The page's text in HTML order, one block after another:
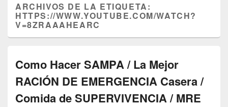
ARCHIVOS DE LA ETIQUETA:
HTTPS://WWW.YOUTUBE.COM/WATCH?
V=8ZRAAAHEARC
Como Hacer SAMPA / La Mejor
RACIÓN DE EMERGENCIA Casera /
Comida de SUPERVIVENCIA / MRE